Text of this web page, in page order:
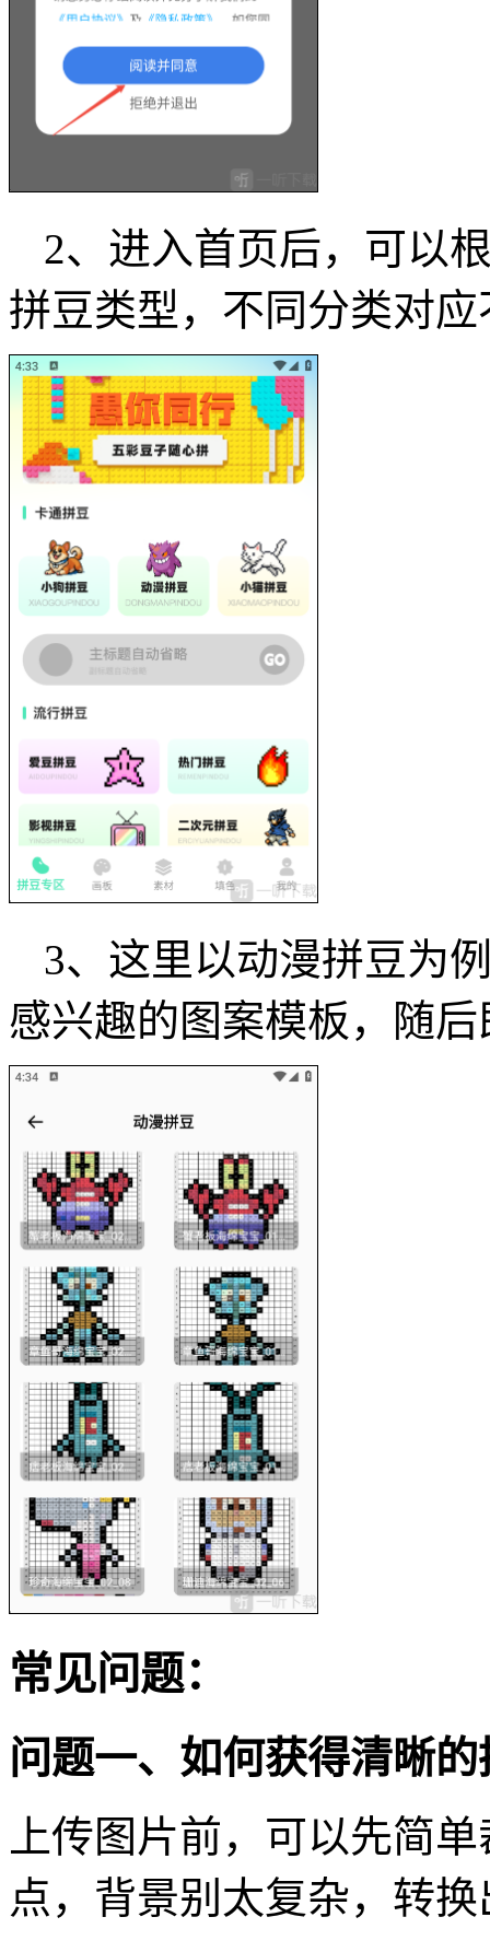
2、进入首页后，可以
拼豆类型，不同分类对
3、这里以动漫拼豆为
感兴趣的图案模板，随
常见问题：
问题一、如何获得清晰
上传图片前，可以先简
点，背景别太复杂，转